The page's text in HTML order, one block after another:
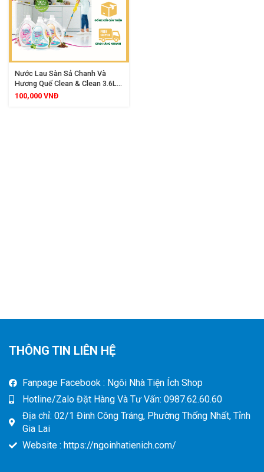
Nước Lau Sàn Sả Chanh Và
Hương Quế Clean & Clean 3.6L,
Khử Mùi Kháng Khuẩn, Làm
100,000 VNĐ
THÔNG TIN LIÊN HỆ
Fanpage Facebook : Ngôi Nhà Tiện Ích Shop
Hotline/Zalo Đặt Hàng Và Tư Vấn: 0987.62.60.60
Địa chỉ: 02/1 Đinh Công Tráng, Phường Thống Nhất, Tỉnh
Gia Lai
Website : https://ngoinhatienich.com/